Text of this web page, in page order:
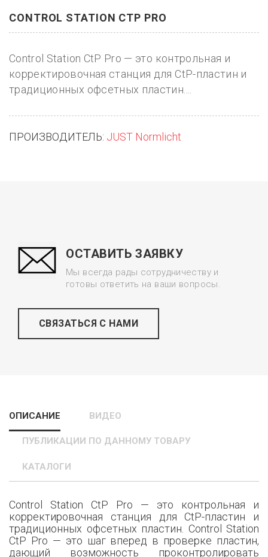
CONTROL STATION CTP PRO
Control Station CtP Pro — это контрольная и
корректировочная станция для СtP-пластин и
традиционных офсетных пластин....
ПРОИЗВОДИТЕЛЬ: JUST Normlicht
ОСТАВИТЬ ЗАЯВКУ
Мы всегда рады сотрудничеству и
готовы ответить на ваши вопросы.
СВЯЗАТЬСЯ С НАМИ
ОПИСАНИЕ ВИДЕО
ПУБЛИКАЦИИ ПО ДАННОМУ ТОВАРУ
КАТАЛОГИ
Control Station CtP Pro — это контрольная и
корректировочная станция для СtP-пластин и
традиционных офсетных пластин. Control Station
CtP Pro — это шаг вперед в проверке пластин,
дающий возможность проконтролировать